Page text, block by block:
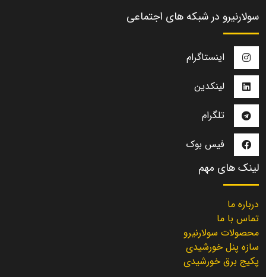
سولارنیرو در شبکه های اجتماعی
اینستاگرام
لینکدین
تلگرام
فیس بوک
لینک های مهم
درباره ما
تماس با ما
محصولات سولارنیرو
سازه پنل خورشیدی
پکیج برق خورشیدی